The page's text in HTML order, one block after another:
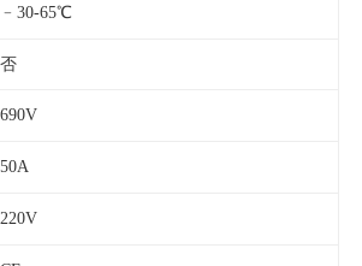
﹣30-65℃
否
690V
50A
220V